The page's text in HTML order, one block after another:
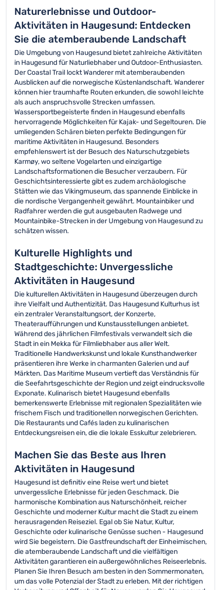
Naturerlebnisse und Outdoor-
Aktivitäten in Haugesund: Entdecken
Sie die atemberaubende Landschaft
Die Umgebung von Haugesund bietet zahlreiche Aktivitäten
in Haugesund für Naturliebhaber und Outdoor-Enthusiasten.
Der Coastal Trail lockt Wanderer mit atemberaubenden
Ausblicken auf die norwegische Küstenlandschaft. Wanderer
können hier traumhafte Routen erkunden, die sowohl leichte
als auch anspruchsvolle Strecken umfassen.
Wassersportbegeisterte finden in Haugesund ebenfalls
hervorragende Möglichkeiten für Kajak- und Segeltouren. Die
umliegenden Schären bieten perfekte Bedingungen für
maritime Aktivitäten in Haugesund. Besonders
empfehlenswert ist der Besuch des Naturschutzgebiets
Karmøy, wo seltene Vogelarten und einzigartige
Landschaftsformationen die Besucher verzaubern. Für
Geschichtsinteressierte gibt es zudem archäologische
Stätten wie das Vikingmuseum, das spannende Einblicke in
die nordische Vergangenheit gewährt. Mountainbiker und
Radfahrer werden die gut ausgebauten Radwege und
Mountainbike-Strecken in der Umgebung von Haugesund zu
schätzen wissen.
Kulturelle Highlights und
Stadtgeschichte: Unvergessliche
Aktivitäten in Haugesund
Die kulturellen Aktivitäten in Haugesund überzeugen durch
ihre Vielfalt und Authentizität. Das Haugesund Kulturhus ist
ein zentraler Veranstaltungsort, der Konzerte,
Theateraufführungen und Kunstausstellungen anbietet.
Während des jährlichen Filmfestivals verwandelt sich die
Stadt in ein Mekka für Filmliebhaber aus aller Welt.
Traditionelle Handwerkskunst und lokale Kunsthandwerker
präsentieren ihre Werke in charmanten Galerien und auf
Märkten. Das Maritime Museum vertieft das Verständnis für
die Seefahrtsgeschichte der Region und zeigt eindrucksvolle
Exponate. Kulinarisch bietet Haugesund ebenfalls
bemerkenswerte Erlebnisse mit regionalen Spezialitäten wie
frischem Fisch und traditionellen norwegischen Gerichten.
Die Restaurants und Cafés laden zu kulinarischen
Entdeckungsreisen ein, die die lokale Esskultur zelebrieren.
Machen Sie das Beste aus Ihren
Aktivitäten in Haugesund
Haugesund ist definitiv eine Reise wert und bietet
unvergessliche Erlebnisse für jeden Geschmack. Die
harmonische Kombination aus Naturschönheit, reicher
Geschichte und moderner Kultur macht die Stadt zu einem
herausragenden Reiseziel. Egal ob Sie Natur, Kultur,
Geschichte oder kulinarische Genüsse suchen - Haugesund
wird Sie begeistern. Die Gastfreundschaft der Einheimischen,
die atemberaubende Landschaft und die vielfältigen
Aktivitäten garantieren ein außergewöhnliches Reiseerlebnis.
Planen Sie Ihren Besuch am besten in den Sommermonaten,
um das volle Potenzial der Stadt zu erleben. Mit der richtigen